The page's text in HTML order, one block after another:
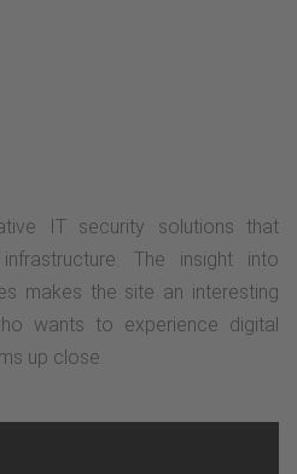
IT security solutions that
The insight into
makes the site an interesting
wants to experience digital
up close.